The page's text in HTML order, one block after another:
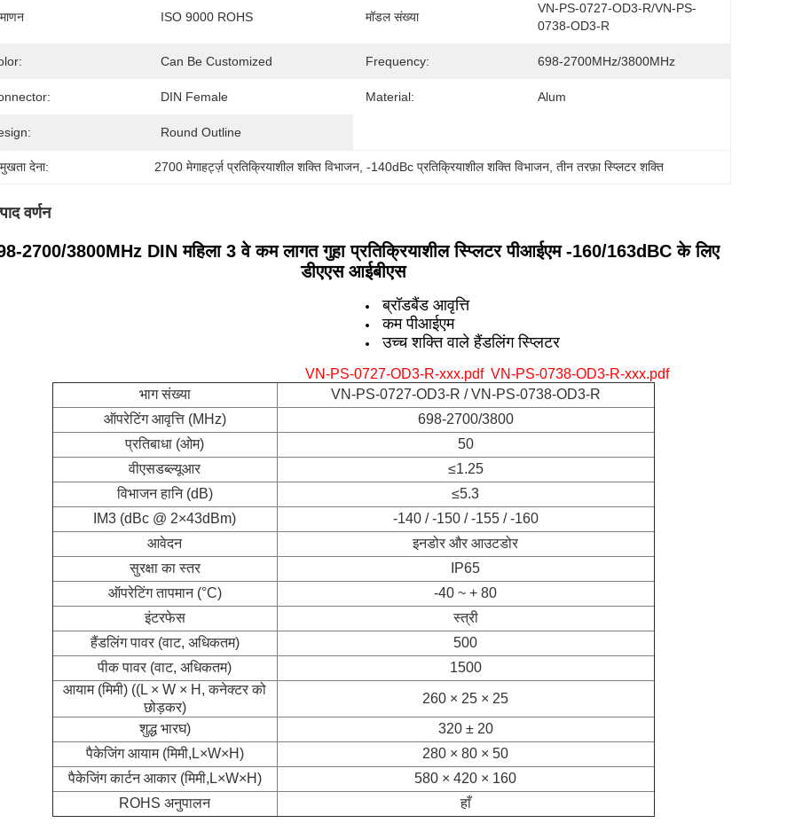
ISO 9000 ROHS मॉडल संख्या
VN-PS-0727-OD3-R/VN-PS-
0738-OD3-R
Can Be Customized Frequency: 698-2700MHz/3800MHz
DIN Female Material: Alum
Round Outline
देना: 2700 मेगाहर्ट्ज़ प्रतिक्रियाशील शक्ति विभाजन , -140dBc प्रतिक्रियाशील शक्ति विभाजन , तीन तरफ़ा स्प्लिटर शक्ति
वर्णन
2700/3800MHz DIN महिला 3 वे कम लागत गुहा प्रतिक्रियाशील स्प्लिटर पीआईएम -160/163dBC के लिए
डीएएस आईबीएस
ब्रॉडबैंड आवृत्ति
कम पीआईएम
उच्च शक्ति वाले हैंडलिंग स्प्लिटर
VN-PS-0727-OD3-R-xxx.pdf VN-PS-0738-OD3-R-xxx.pdf
भाग संख्या
VN-PS-0727-OD3-R / VN-PS-0738-OD3-R
ऑपरेटिंग आवृत्ति (MHz)
698-2700/3800
प्रतिबाधा (ओम)
50
वीएसडब्ल्यूआर
≤1.25
विभाजन हानि (dB)
≤5.3
IM3 (dBc @ 2×43dBm)
-140 / -150 / -155 / -160
आवेदन
इनडोर और आउटडोर
सुरक्षा का स्तर
IP65
ऑपरेटिंग तापमान (°C)
-40 ~ + 80
इंटरफेस
स्त्री
हैंडलिंग पावर (वाट, अधिकतम)
500
पीक पावर (वाट, अधिकतम)
1500
आयाम (मिमी) ((L × W × H, कनेक्टर को
छोड़कर)
260 × 25 × 25
शुद्ध भारघ)
320 ± 20
पैकेजिंग आयाम (मिमी,L×W×H)
280 × 80 × 50
पैकेजिंग कार्टन आकार (मिमी,L×W×H)
580 × 420 × 160
ROHS अनुपालन
हाँ